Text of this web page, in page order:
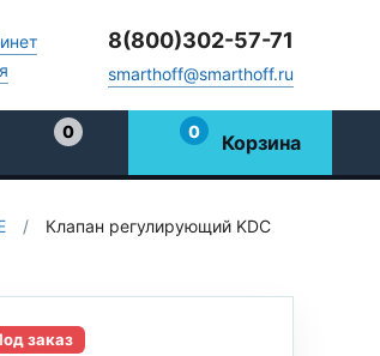
8(800)302-57-71
smarthoff@smarthoff.ru
0
0 Корзина
/
Клапан регулирующий KDC
заказ